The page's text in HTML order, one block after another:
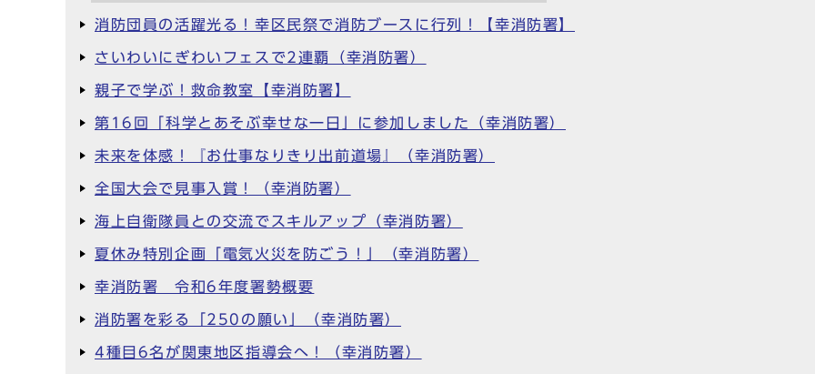
消防団員の活躍光る！幸区民祭で消防ブースに行列！【幸消防署】
さいわいにぎわいフェスで2連覇（幸消防署）
親子で学ぶ！救命教室【幸消防署】
第16回「科学とあそぶ幸せな一日」に参加しました（幸消防署）
未来を体感！『お仕事なりきり出前道場』（幸消防署）
全国大会で見事入賞！（幸消防署）
海上自衛隊員との交流でスキルアップ（幸消防署）
夏休み特別企画「電気火災を防ごう！」（幸消防署）
幸消防署 令和6年度署勢概要
消防署を彩る「250の願い」（幸消防署）
4種目6名が関東地区指導会へ！（幸消防署）